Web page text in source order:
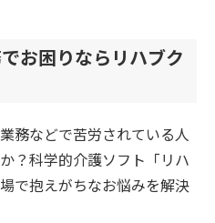
お困りならリハブク
務などで苦労されている人
？科学的介護ソフト「リハ
で抱えがちなお悩みを解決